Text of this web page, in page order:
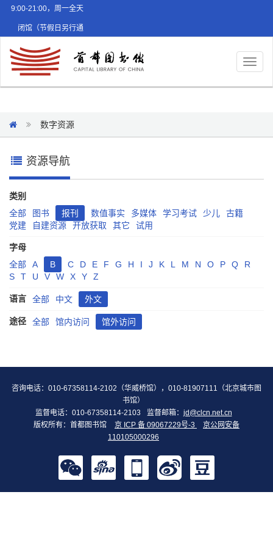
9:00-21:00，周一全天
闭馆（节假日另行通
数字资源
资源导航
类别
全部
图书 报刊 数值事实 多媒体 学习考试 少儿
古籍
党建
自建资源 开放获取 其它 试用
字母
全部
A B C D E F G H I J K L M N O P Q
R
S
T U V W X Y Z
语言 全部 中文 外文
途径 全部 馆内访问 馆外访问
咨询电话：010-67358114-2102（华威桥馆），010-81907111（北京城市图
书馆）
监督电话：010-67358114-2103
监督邮箱： jd@clcn.net.cn
版权所有：首都图书馆
京 ICP 备 09067229号-3
京公网安备
110105000296